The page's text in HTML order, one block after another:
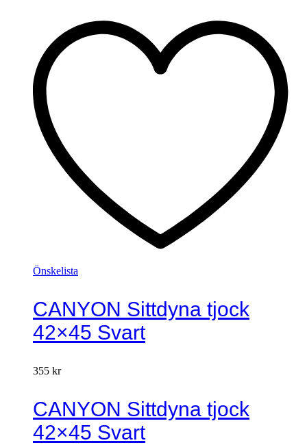
Önskelista
CANYON Sittdyna tjock
42×45 Svart
355 kr
CANYON Sittdyna tjock
42×45 Svart